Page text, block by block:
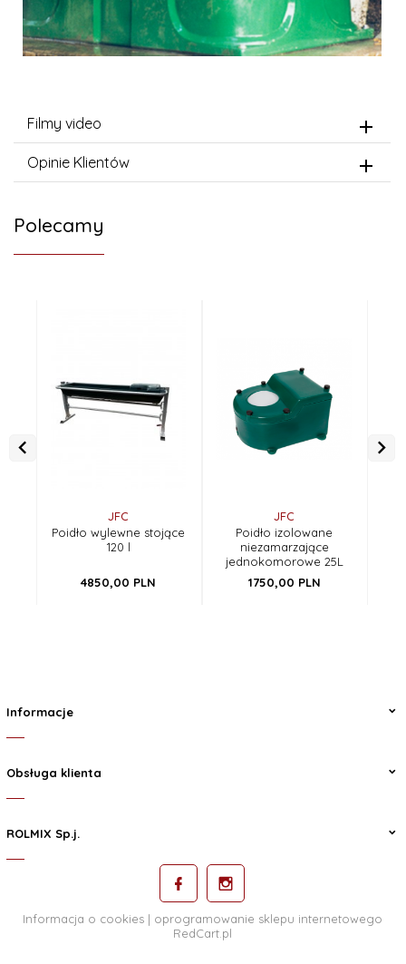
Filmy video
Opinie Klientów
Polecamy
JFC
Poidło wylewne stojące
120 l
4850,00 PLN
JFC
Poidło izolowane
niezamarzające
jednokomorowe 25L
1750,00 PLN
Informacje
Obsługa klienta
ROLMIX Sp.j.
Informacja o cookies| oprogramowanie sklepu internetowego
RedCart.pl